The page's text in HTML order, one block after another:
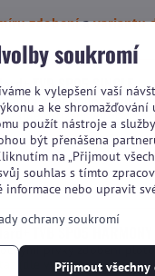
zdobeníavariantu
TVB SP05 SINGLE
nebo žádným
(dle vytížení výroby)
TVB SP05 HARMONY
prvky zdobení
(dle vytížení výroby)
soukromí
k vylepšení vaší
a ke shromažďování
použít nástroje a
být přenášena
na „Přijmout
souhlas s tímto
nebo upravit
ochrany soukromí
Přijmout všechny